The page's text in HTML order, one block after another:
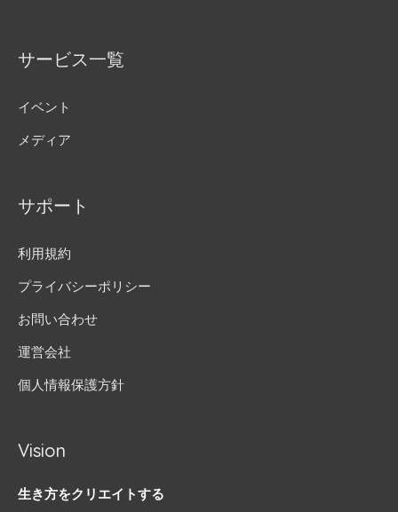
サービス一覧
イベント
メディア
サポート
利用規約
プライバシーポリシー
お問い合わせ
運営会社
個人情報保護方針
Vision
生き方をクリエイトする